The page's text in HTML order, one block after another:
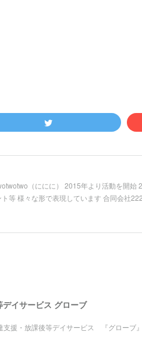
（ににに） 2015年より活動を開
等 様々な形で表現しています 合同会社
イサービス グローブ
支援・放課後等デイサービス 『グローブ